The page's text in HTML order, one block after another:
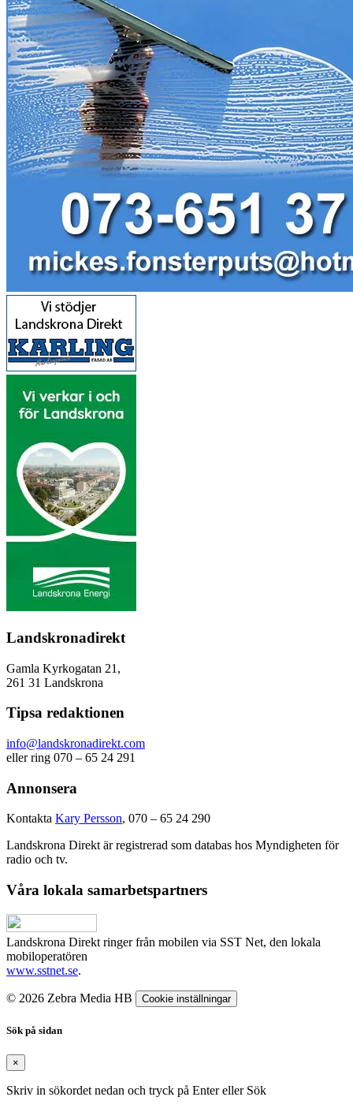
Landskronadirekt
Gamla Kyrkogatan 21,
261 31 Landskrona
Tipsa redaktionen
info@landskronadirekt.com
eller ring 070 – 65 24 291
Annonsera
Kontakta Kary Persson, 070 – 65 24 290
Landskrona Direkt är registrerad som databas hos Myndigheten för
radio och tv.
Våra lokala samarbetspartners
Landskrona Direkt ringer från mobilen via SST Net, den lokala
mobiloperatören
www.sstnet.se.
© 2026 Zebra Media HB Cookie inställningar
Sök på sidan
×
Skriv in sökordet nedan och tryck på Enter eller Sök